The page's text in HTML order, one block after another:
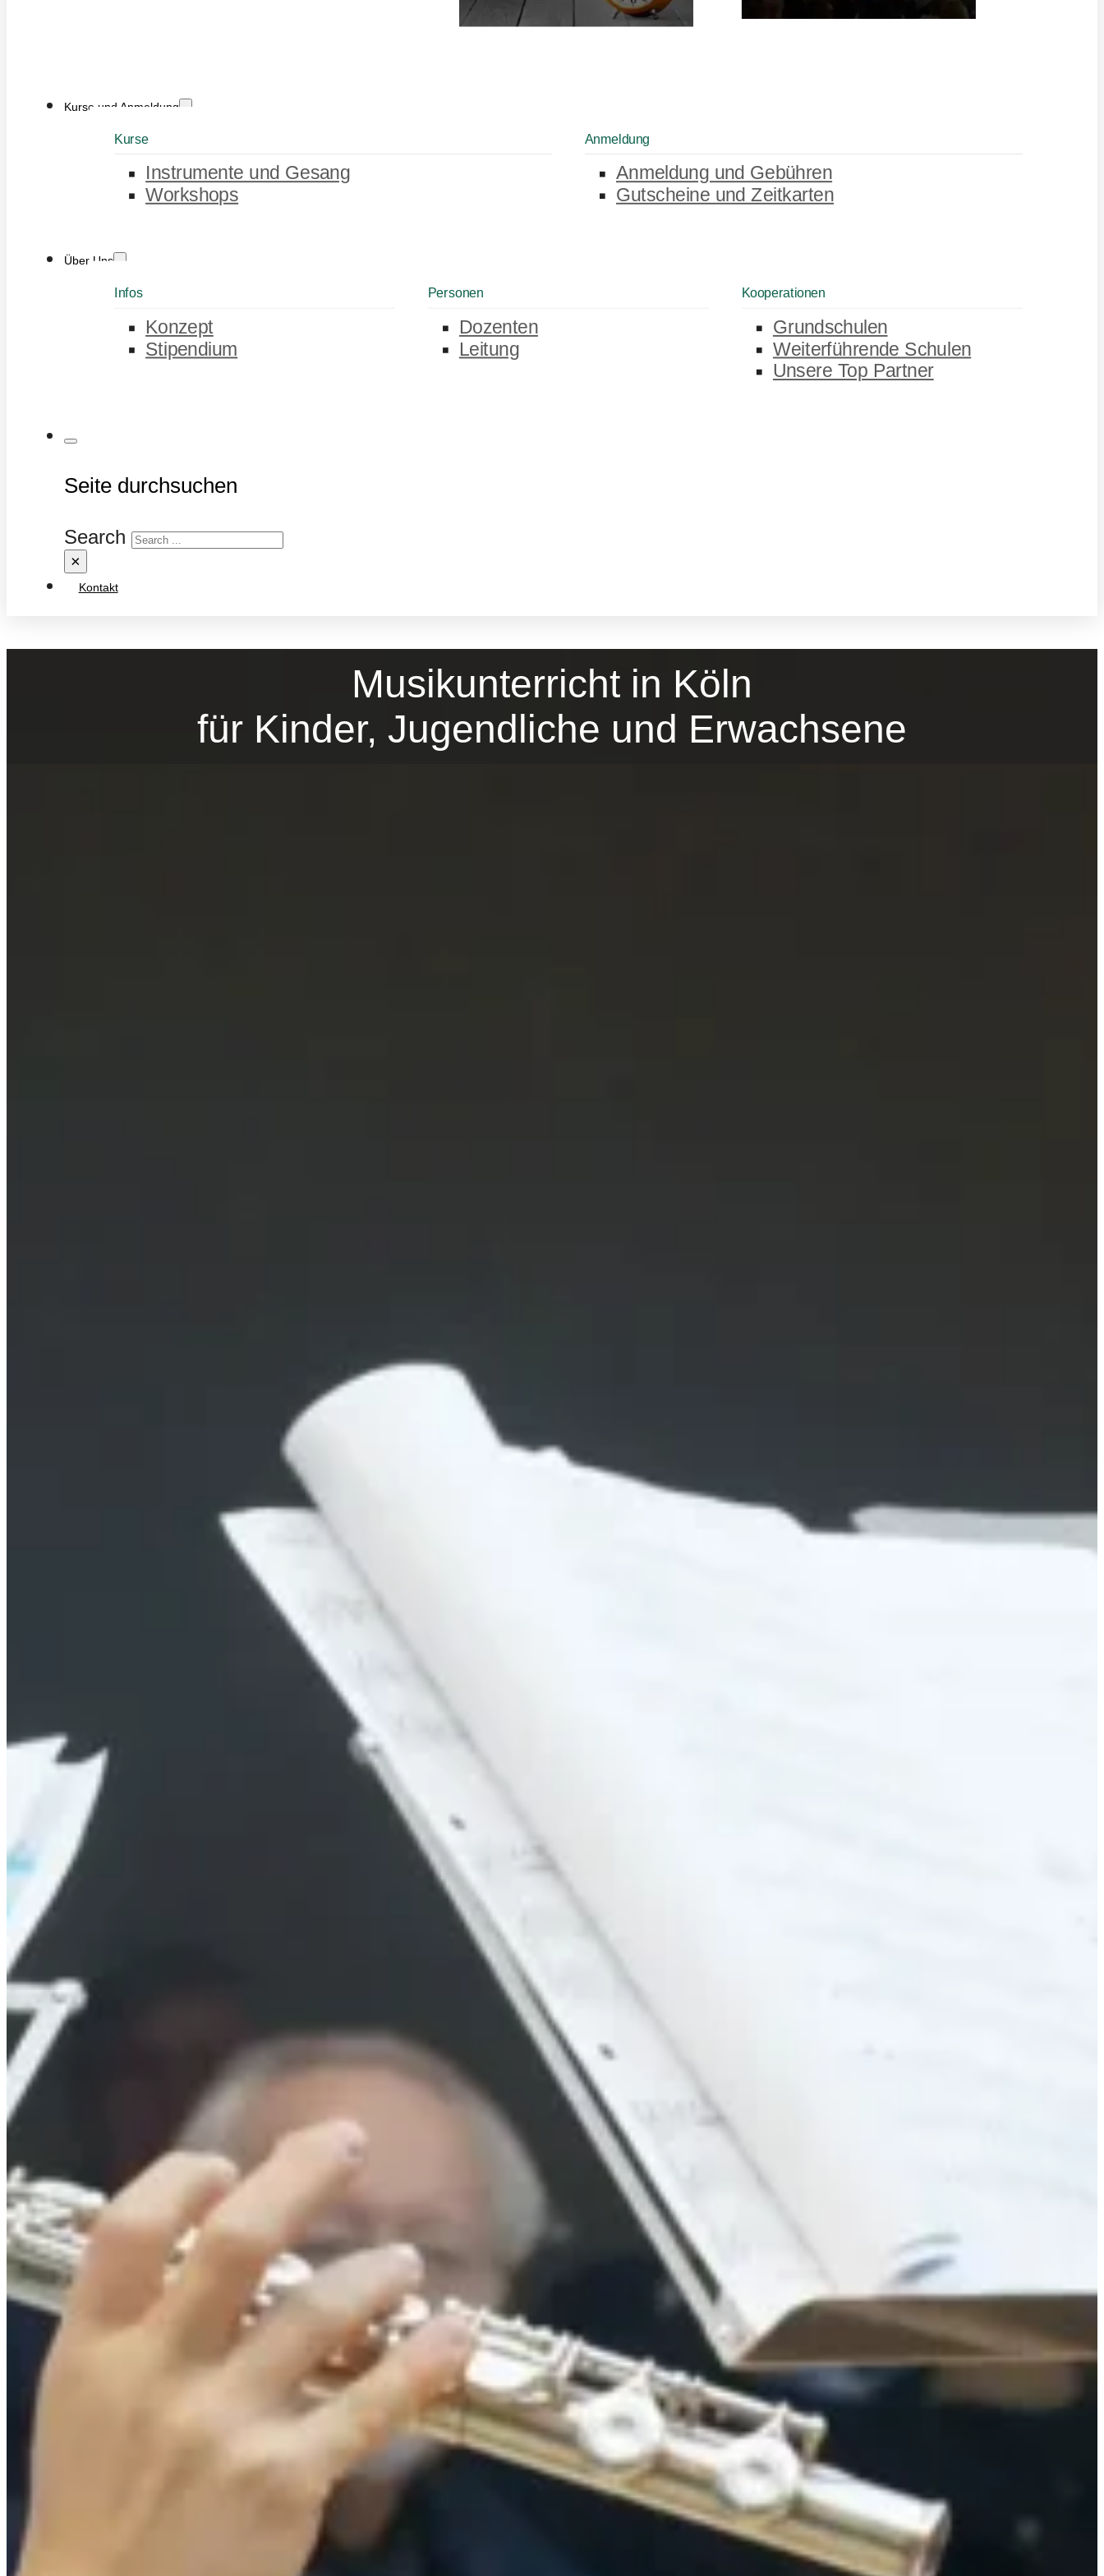
Kurse und Anmeldung
Kurse
Instrumente und Gesang
Workshops
Anmeldung
Anmeldung und Gebühren
Gutscheine und Zeitkarten
Über Uns
Infos
Konzept
Stipendium
Personen
Dozenten
Leitung
Kooperationen
Grundschulen
Weiterführende Schulen
Unsere Top Partner
Seite durchsuchen
Search
×
Kontakt
Musikunterricht in Köln
für Kinder, Jugendliche und Erwachsene